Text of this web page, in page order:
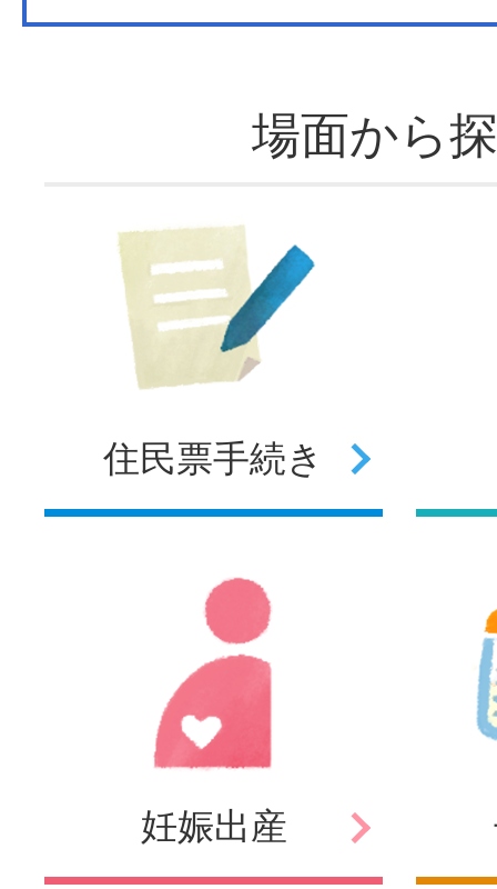
場面から
住民票手続き
妊娠出産